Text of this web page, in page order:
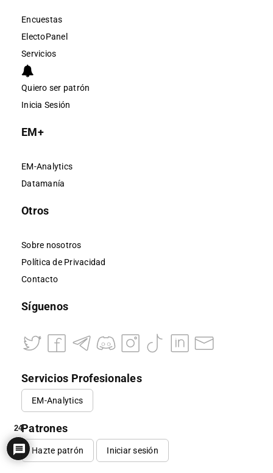
Encuestas
ElectoPanel
Servicios
Quiero ser patrón
Inicia Sesión
EM+
EM-Analytics
Datamanía
Otros
Sobre nosotros
Política de Privacidad
Contacto
Síguenos
Servicios Profesionales
EM-Analytics
Patrones
Hazte patrón Iniciar sesión
24